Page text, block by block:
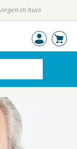
in huis